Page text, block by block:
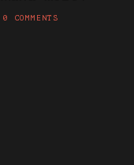
0 COMMENTS